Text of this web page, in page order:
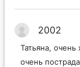
2002
Татьяна, очень
очень